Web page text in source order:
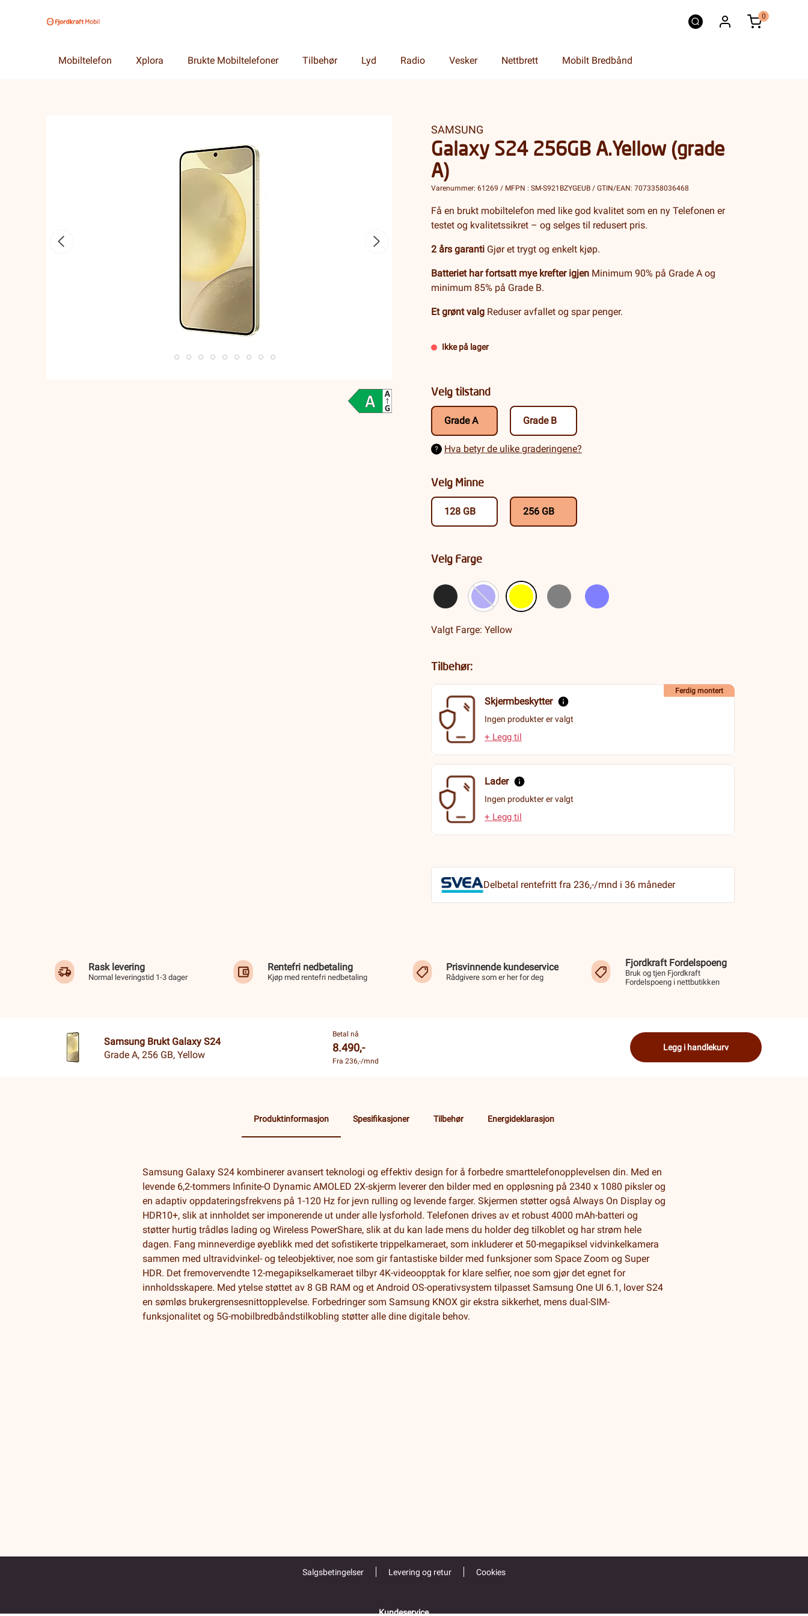
0
Mobiltelefon Xplora Brukte Mobiltelefoner Tilbehør Lyd Radio Vesker Nettbrett Mobilt Bredbånd
SAMSUNG
Galaxy S24 256GB A.Yellow (grade
A)
Varenummer: 61269 / MFPN : SM-S921BZYGEUB / GTIN/EAN: 7073358036468
Få en brukt mobiltelefon med like god kvalitet som en ny Telefonen er
testet og kvalitetssikret – og selges til redusert pris.
2 års garanti Gjør et trygt og enkelt kjøp.
Batteriet har fortsatt mye krefter igjen Minimum 90% på Grade A og
minimum 85% på Grade B.
Et grønt valg Reduser avfallet og spar penger.
Ikke på lager
Velg tilstand
Grade A Grade B
? Hva betyr de ulike graderingene?
Velg Minne
128 GB 256 GB
Velg Farge
Valgt Farge: Yellow
Tilbehør:
Skjermbeskytter
Ingen produkter er valgt
Ferdig montert
+ Legg til
Lader
Ingen produkter er valgt
+ Legg til
Delbetal rentefritt fra 236,-/mnd i 36 måneder
Rask levering
Normal leveringstid 1-3 dager
Rentefri nedbetaling
Kjøp med rentefri nedbetaling
Prisvinnende kundeservice
Rådgivere som er her for deg
Fjordkraft Fordelspoeng
Bruk og tjen Fjordkraft
Fordelspoeng i nettbutikken
Samsung Brukt Galaxy S24
Grade A, 256 GB, Yellow
Betal nå
8.490,-
Fra 236,-/mnd
Legg i handlekurv
Produktinformasjon Spesifikasjoner Tilbehør Energideklarasjon
Samsung Galaxy S24 kombinerer avansert teknologi og effektiv design for å forbedre smarttelefonopplevelsen din. Med en
levende 6,2-tommers Infinite-O Dynamic AMOLED 2X-skjerm leverer den bilder med en oppløsning på 2340 x 1080 piksler og
en adaptiv oppdateringsfrekvens på 1-120 Hz for jevn rulling og levende farger. Skjermen støtter også Always On Display og
HDR10+, slik at innholdet ser imponerende ut under alle lysforhold. Telefonen drives av et robust 4000 mAh-batteri og
støtter hurtig trådløs lading og Wireless PowerShare, slik at du kan lade mens du holder deg tilkoblet og har strøm hele
dagen. Fang minneverdige øyeblikk med det sofistikerte trippelkameraet, som inkluderer et 50-megapiksel vidvinkelkamera
sammen med ultravidvinkel- og teleobjektiver, noe som gir fantastiske bilder med funksjoner som Space Zoom og Super
HDR. Det fremovervendte 12-megapikselkameraet tilbyr 4K-videoopptak for klare selfier, noe som gjør det egnet for
innholdsskapere. Med ytelse støttet av 8 GB RAM og et Android OS-operativsystem tilpasset Samsung One UI 6.1, lover S24
en sømløs brukergrensesnittopplevelse. Forbedringer som Samsung KNOX gir ekstra sikkerhet, mens dual-SIM-
funksjonalitet og 5G-mobilbredbåndstilkobling støtter alle dine digitale behov.
Salgsbetingelser Levering og retur Cookies
Kundeservice